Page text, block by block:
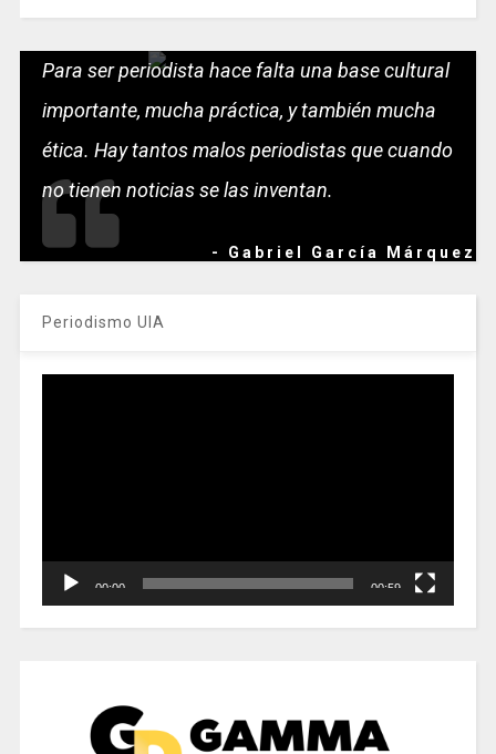
Para ser periodista hace falta una base cultural
importante, mucha práctica, y también mucha
ética. Hay tantos malos periodistas que cuando
no tienen noticias se las inventan.
- Gabriel García Márquez
Periodismo UIA
00:00 00:59